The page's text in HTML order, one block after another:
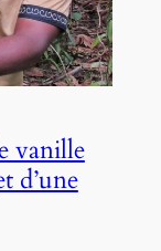
vanille
d’une